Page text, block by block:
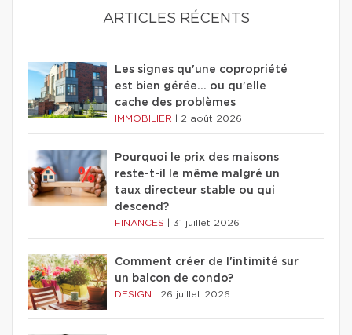
ARTICLES RÉCENTS
Les signes qu'une copropriété
est bien gérée… ou qu'elle
cache des problèmes
IMMOBILIER 2 août 2026
Pourquoi le prix des maisons
reste-t-il le même malgré un
taux directeur stable ou qui
descend?
FINANCES 31 juillet 2026
Comment créer de l'intimité sur
un balcon de condo?
DESIGN 26 juillet 2026